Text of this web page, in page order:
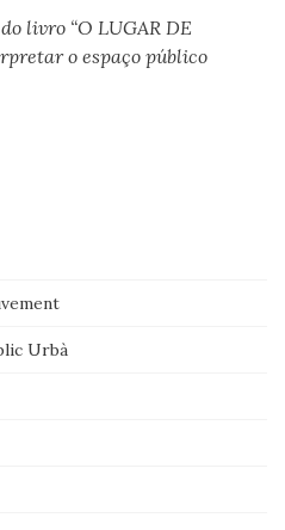
livro “O LUGAR DE
o espaço público
Urbà